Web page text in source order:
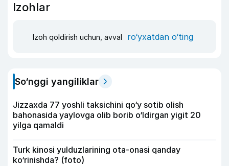
Izohlar
Izoh qoldirish uchun, avval ro‘yxatdan o‘ting
So‘nggi yangiliklar
Jizzaxda 77 yoshli taksichini qo‘y sotib olish
bahonasida yaylovga olib borib o‘ldirgan yigit 20
yilga qamaldi
Turk kinosi yulduzlarining ota-onasi qanday
ko‘rinishda? (foto)